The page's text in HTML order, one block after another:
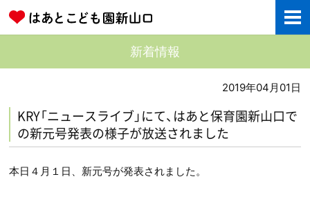
新着情報
2019年04月01日
KRY「ニュースライブ」にて、はあと保育園新山口で
の新元号発表の様子が放送されました
本日４月１日、新元号が発表されました。